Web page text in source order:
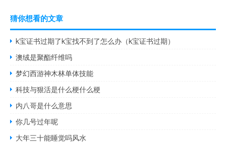
猜你想看的文章
k宝证书过期了k宝找不到了怎么办（k宝证书过期）
澳绒是聚酯纤维吗
梦幻西游神木林单体技能
科技与狠活是什么梗什么梗
内八哥是什么意思
你几号过年呢
大年三十能睡觉吗风水